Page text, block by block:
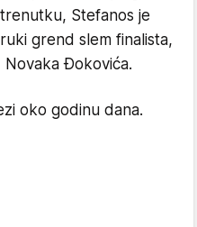
Stefanos je
grend slem finalista,
Đokovića.
oko godinu dana.